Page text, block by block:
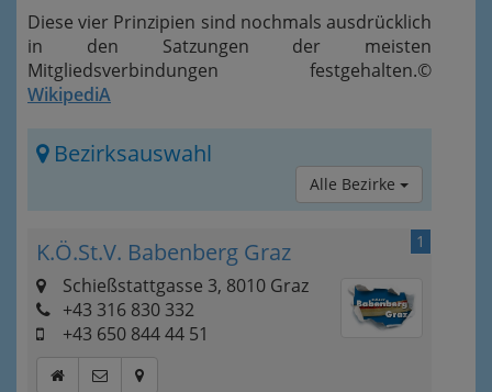
Diese vier Prinzipien sind nochmals ausdrücklich
in den Satzungen der meisten
Mitgliedsverbindungen festgehalten.©
WikipediA
Bezirksauswahl
Alle Bezirke
1
K.Ö.St.V. Babenberg Graz
Schießstattgasse 3, 8010 Graz
+43 316 830 332
+43 650 844 44 51